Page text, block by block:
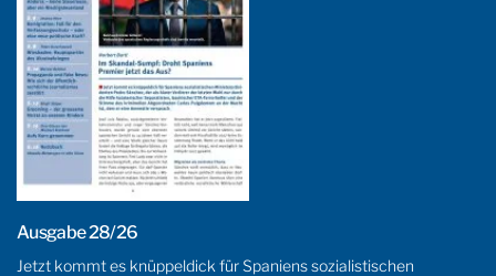
Ausgabe 28/26
Jetzt kommt es knüppeldick für Spaniens sozialistischen